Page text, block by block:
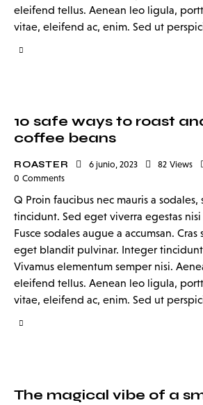
eleifend tellus. Aenean leo ligula,
vitae, eleifend ac, enim. Sed ut
10 safe ways to roast
coffee beans
ROASTER 6 junio, 2023 82 Views
0 Comments
Q Proin faucibus nec mauris a
tincidunt. Sed eget viverra egestas
Fusce sodales augue a accumsan.
eget blandit pulvinar. Integer
Vivamus elementum semper nisi.
eleifend tellus. Aenean leo ligula,
vitae, eleifend ac, enim. Sed ut
The magical vibe of a